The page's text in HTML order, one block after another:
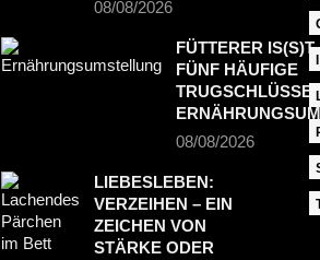
08/08/2026
FÜTTERER
FÜNF HÄUFIGE
TRUGSCHLÜSSE
08/08/2026
LIEBESLEBEN:
VERZEIHEN – EIN
ZEICHEN VON
STÄRKE ODER